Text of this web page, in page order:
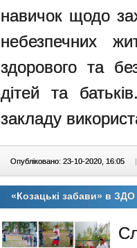
навичок щодо
небезпечних
здорового та
дітей та
закладу
Опубліковано: 23-10-2020, 16:05 |
«Козацькі забави» в